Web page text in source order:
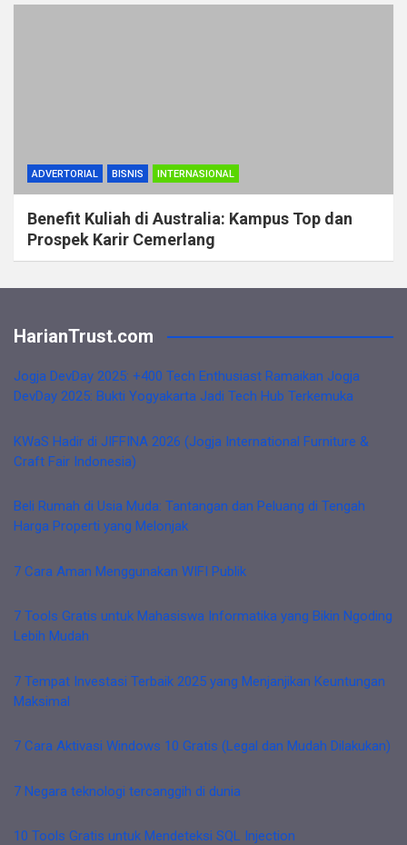
ADVERTORIAL BISNIS INTERNASIONAL
Benefit Kuliah di Australia: Kampus Top dan
Prospek Karir Cemerlang
HarianTrust.com
Jogja DevDay 2025: +400 Tech Enthusiast Ramaikan Jogja
DevDay 2025: Bukti Yogyakarta Jadi Tech Hub Terkemuka
KWaS Hadir di JIFFINA 2026 (Jogja International Furniture &
Craft Fair Indonesia)
Beli Rumah di Usia Muda: Tantangan dan Peluang di Tengah
Harga Properti yang Melonjak
7 Cara Aman Menggunakan WIFI Publik
7 Tools Gratis untuk Mahasiswa Informatika yang Bikin Ngoding
Lebih Mudah
7 Tempat Investasi Terbaik 2025 yang Menjanjikan Keuntungan
Maksimal
7 Cara Aktivasi Windows 10 Gratis (Legal dan Mudah Dilakukan)
7 Negara teknologi tercanggih di dunia
10 Tools Gratis untuk Mendeteksi SQL Injection